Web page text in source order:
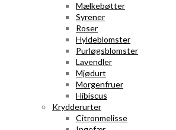
Mælkebøtter
Syrener
Roser
Hyldeblomster
Purløgsblomster
Lavendler
Mjødurt
Morgenfruer
Hibiscus
Krydderurter
Citronmelisse